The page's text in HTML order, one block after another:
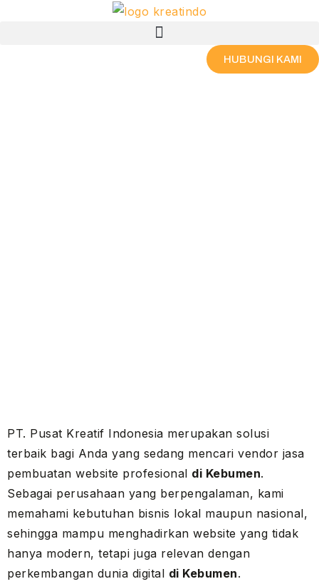
Menu
HUBUNGI KAMI
PT. Pusat Kreatif Indonesia merupakan solusi
terbaik bagi Anda yang sedang mencari vendor jasa
pembuatan website profesional di Kebumen.
Sebagai perusahaan yang berpengalaman, kami
memahami kebutuhan bisnis lokal maupun nasional,
sehingga mampu menghadirkan website yang tidak
hanya modern, tetapi juga relevan dengan
perkembangan dunia digital di Kebumen.